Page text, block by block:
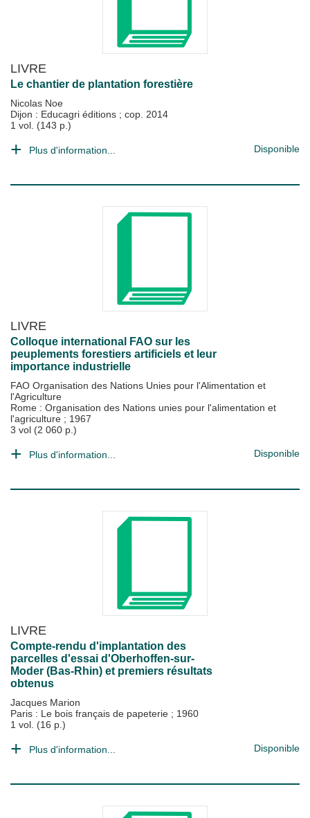
LIVRE
Le chantier de plantation forestière
Nicolas Noe
Dijon : Educagri éditions ; cop. 2014
1 vol. (143 p.)
Plus d'information... Disponible
LIVRE
Colloque international FAO sur les
peuplements forestiers artificiels et leur
importance industrielle
FAO Organisation des Nations Unies pour l'Alimentation et
l'Agriculture
Rome : Organisation des Nations unies pour l'alimentation et
l'agriculture ; 1967
3 vol (2 060 p.)
Plus d'information... Disponible
LIVRE
Compte-rendu d'implantation des
parcelles d'essai d'Oberhoffen-sur-
Moder (Bas-Rhin) et premiers résultats
obtenus
Jacques Marion
Paris : Le bois français de papeterie ; 1960
1 vol. (16 p.)
Plus d'information... Disponible